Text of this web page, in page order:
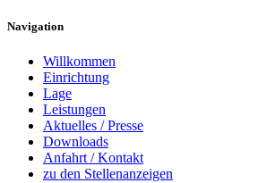
Navigation
Willkommen
Einrichtung
Lage
Leistungen
Aktuelles / Presse
Downloads
Anfahrt / Kontakt
zu den Stellenanzeigen